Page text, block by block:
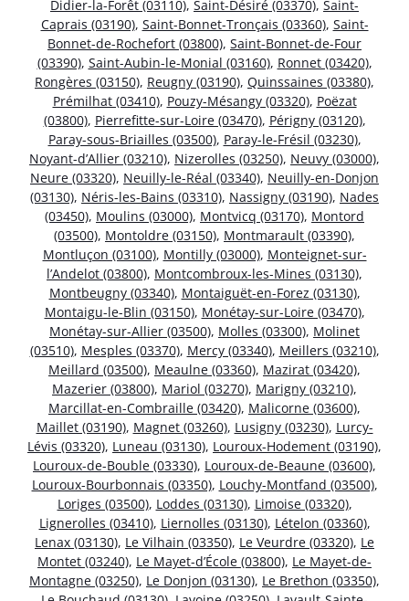
Didier-la-Forêt (03110), Saint-Désiré (03370), Saint-
Caprais (03190), Saint-Bonnet-Tronçais (03360), Saint-
Bonnet-de-Rochefort (03800), Saint-Bonnet-de-Four
(03390), Saint-Aubin-le-Monial (03160), Ronnet (03420),
Rongères (03150), Reugny (03190), Quinssaines (03380),
Prémilhat (03410), Pouzy-Mésangy (03320), Poëzat
(03800), Pierrefitte-sur-Loire (03470), Périgny (03120),
Paray-sous-Briailles (03500), Paray-le-Frésil (03230),
Noyant-d’Allier (03210), Nizerolles (03250), Neuvy (03000),
Neure (03320), Neuilly-le-Réal (03340), Neuilly-en-Donjon
(03130), Néris-les-Bains (03310), Nassigny (03190), Nades
(03450), Moulins (03000), Montvicq (03170), Montord
(03500), Montoldre (03150), Montmarault (03390),
Montluçon (03100), Montilly (03000), Monteignet-sur-
l’Andelot (03800), Montcombroux-les-Mines (03130),
Montbeugny (03340), Montaiguët-en-Forez (03130),
Montaigu-le-Blin (03150), Monétay-sur-Loire (03470),
Monétay-sur-Allier (03500), Molles (03300), Molinet
(03510), Mesples (03370), Mercy (03340), Meillers (03210),
Meillard (03500), Meaulne (03360), Mazirat (03420),
Mazerier (03800), Mariol (03270), Marigny (03210),
Marcillat-en-Combraille (03420), Malicorne (03600),
Maillet (03190), Magnet (03260), Lusigny (03230), Lurcy-
Lévis (03320), Luneau (03130), Louroux-Hodement (03190),
Louroux-de-Bouble (03330), Louroux-de-Beaune (03600),
Louroux-Bourbonnais (03350), Louchy-Montfand (03500),
Loriges (03500), Loddes (03130), Limoise (03320),
Lignerolles (03410), Liernolles (03130), Lételon (03360),
Lenax (03130), Le Vilhain (03350), Le Veurdre (03320), Le
Montet (03240), Le Mayet-d’École (03800), Le Mayet-de-
Montagne (03250), Le Donjon (03130), Le Brethon (03350),